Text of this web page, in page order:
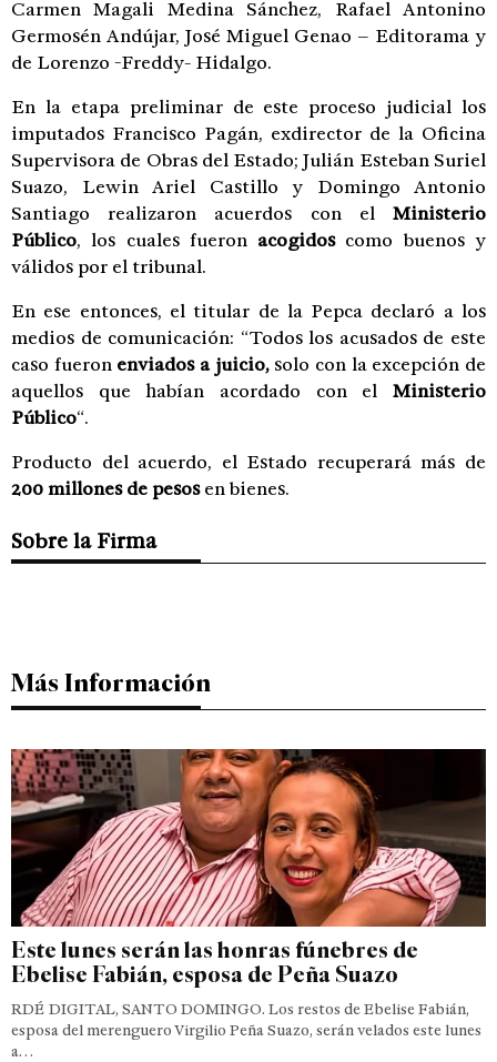
Carmen Magali Medina Sánchez, Rafael Antonino
Germosén Andújar, José Miguel Genao – Editorama y
de Lorenzo -Freddy- Hidalgo.
En la etapa preliminar de este proceso judicial los
imputados Francisco Pagán, exdirector de la Oficina
Supervisora de Obras del Estado; Julián Esteban Suriel
Suazo, Lewin Ariel Castillo y Domingo Antonio
Santiago realizaron acuerdos con el Ministerio
Público, los cuales fueron acogidoscomo buenos y
válidos por el tribunal.
En ese entonces, el titular de la Pepca declaró a los
medios de comunicación: “Todos los acusados de este
caso fueron enviados a juicio,solo con la excepción de
aquellos que habían acordado con el Ministerio
Público“.
Producto del acuerdo, el Estado recuperará más de
200 millones de pesosen bienes.
Sobre la Firma
Más Información
Este lunes serán las honras fúnebres de
Ebelise Fabián, esposa de Peña Suazo
RDÉ DIGITAL, SANTO DOMINGO. Los restos de Ebelise Fabián,
esposa del merenguero Virgilio Peña Suazo, serán velados este lunes
a…